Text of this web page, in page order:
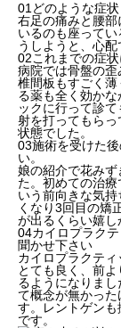
01 どのような症
右足の痛みと腰
いるのも座って
うしようと、心配
02これまでの症
病院では骨盤の
椎間板もすごく
る薬も全く効か
ックに行って診
射を打ってもら
状態でした。
03施術を受けた
い。
娘の紹介で花み
た。初めての治
いう前向きな気
くなり3回目の矯
が出るくらい嬉し
04カイロプラク
聞かせ下さい
カイロプラクテ
とても良く、前
るようになりま
て概念が無かっ
す。レントゲン
です。